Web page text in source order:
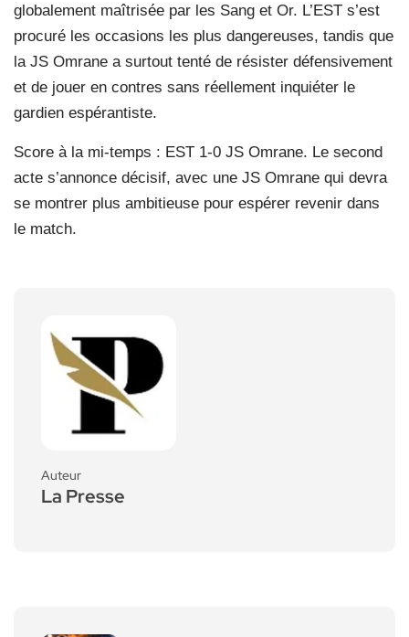
globalement maîtrisée par les Sang et Or. L’EST s’est
procuré les occasions les plus dangereuses, tandis que
la JS Omrane a surtout tenté de résister défensivement
et de jouer en contres sans réellement inquiéter le
gardien espérantiste.
Score à la mi-temps : EST 1-0 JS Omrane. Le second
acte s’annonce décisif, avec une JS Omrane qui devra
se montrer plus ambitieuse pour espérer revenir dans
le match.
Auteur
La Presse